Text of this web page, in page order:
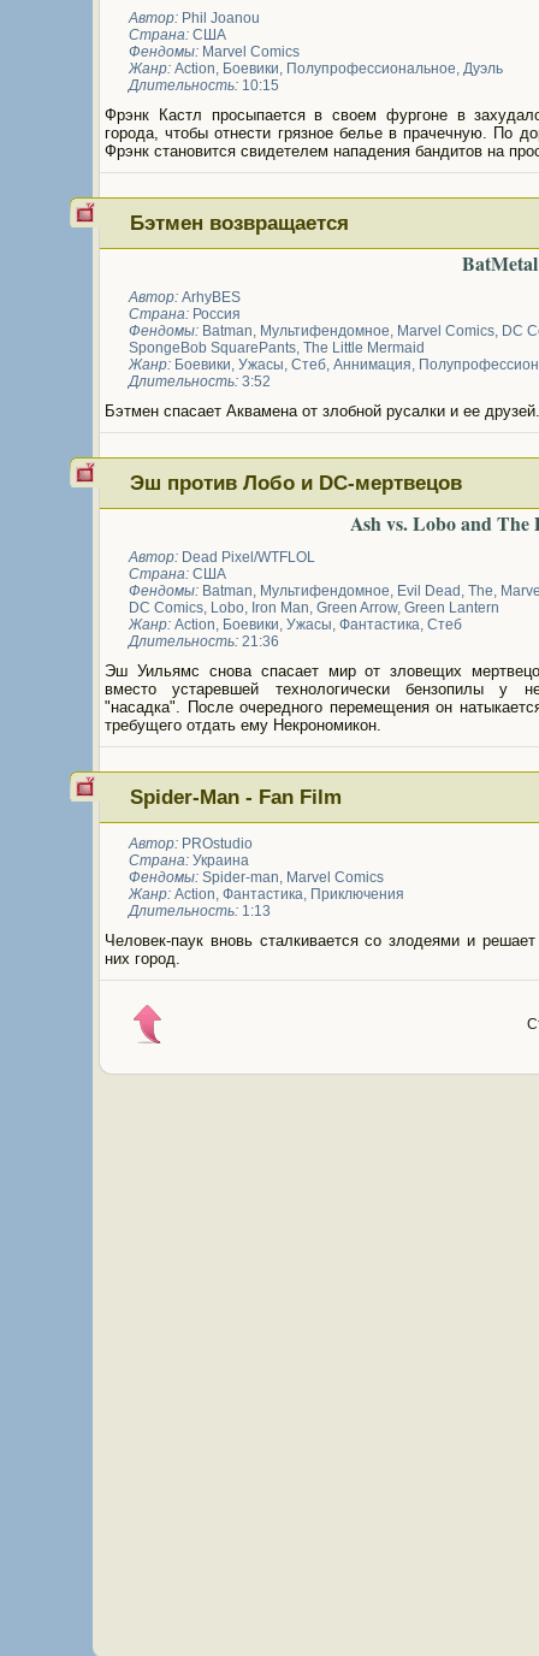
Автор: Phil Joanou
Страна: США
Фендомы: Marvel Comics
Жанр: Action, Боевики, Полупрофессиональное, Дуэль
Длительность: 10:15
Фрэнк Кастл просыпается в своем фургоне в
города, чтобы отнести грязное белье в прачечную. По
Фрэнк становится свидетелем нападения бандитов на
Бэтмен возвращается
Автор: ArhyBES
Страна: Россия
Фендомы: Batman, Мультифендомное, Marvel Comics, DC
SpongeBob SquarePants, The Little Mermaid
Жанр: Боевики, Ужасы, Стеб, Аннимация,
Длительность: 3:52
Бэтмен спасает Аквамена от злобной русалки и ее друзей.
Эш против Лобо и DC-мертвецов
Ash vs. Lobo and The
Автор: Dead Pixel/WTFLOL
Страна: США
Фендомы: Batman, Мультифендомное, Evil Dead, The,
DC Comics, Lobo, Iron Man, Green Arrow, Green Lantern
Жанр: Action, Боевики, Ужасы, Фантастика, Стеб
Длительность: 21:36
Эш Уильямс снова спасает мир от зловещих
вместо устаревшей технологически бензопилы у
"насадка". После очередного перемещения он
требущего отдать ему Некрономикон.
Spider-Man - Fan Film
Автор: PROstudio
Страна: Украина
Фендомы: Spider-man, Marvel Comics
Жанр: Action, Фантастика, Приключения
Длительность: 1:13
Человек-паук вновь сталкивается со злодеями и решает
них город.